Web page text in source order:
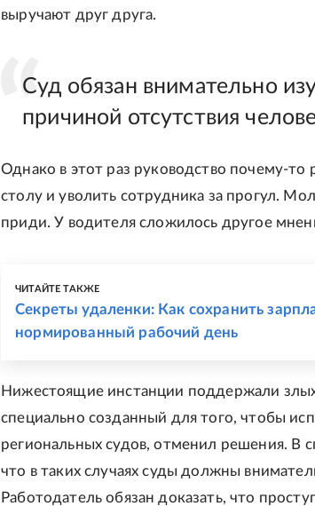
выручают друг друга.
Суд обязан внимательно
причиной отсутствия
Однако в этот раз руководство почему-
столу и уволить сотрудника за прогул.
приди. У водителя сложилось другое
ЧИТАЙТЕ ТАКЖЕ
Секреты удаленки: Как сохранить
нормированный рабочий день
Нижестоящие инстанции поддержали
специально созданный для того, чтобы
региональных судов, отменил решения. В
что в таких случаях суды должны
Работодатель обязан доказать, что